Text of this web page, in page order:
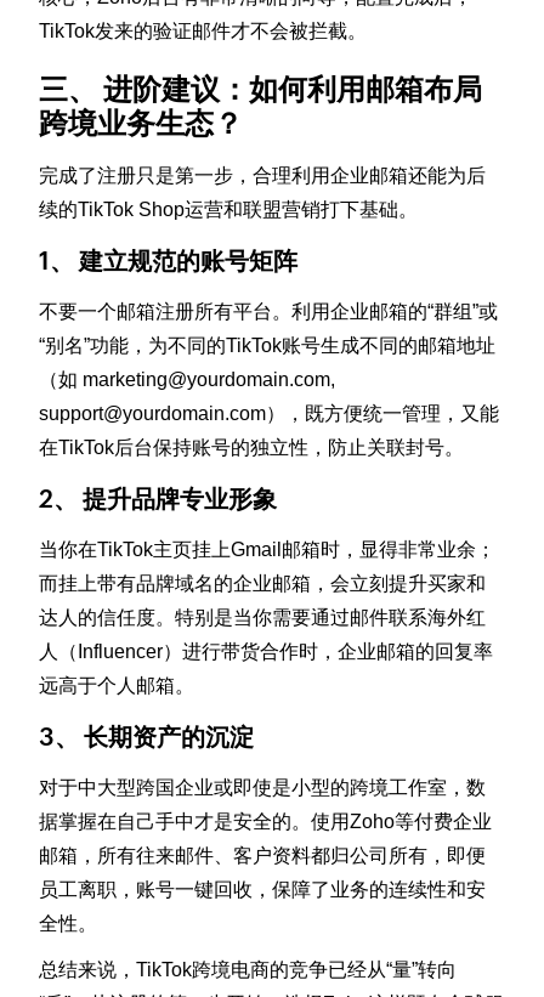
TikTok发来的验证邮件才不会被拦截。
三、 进阶建议：如何利用邮箱布局
跨境业务生态？
完成了注册只是第一步，合理利用企业邮箱还能为后
续的TikTok Shop运营和联盟营销打下基础。
1、 建立规范的账号矩阵
不要一个邮箱注册所有平台。利用企业邮箱的“群组”或
“别名”功能，为不同的TikTok账号生成不同的邮箱地址
（如 marketing@yourdomain.com,
support@yourdomain.com），既方便统一管理，又能
在TikTok后台保持账号的独立性，防止关联封号。
2、 提升品牌专业形象
当你在TikTok主页挂上Gmail邮箱时，显得非常业余；
而挂上带有品牌域名的企业邮箱，会立刻提升买家和
达人的信任度。特别是当你需要通过邮件联系海外红
人（Influencer）进行带货合作时，企业邮箱的回复率
远高于个人邮箱。
3、 长期资产的沉淀
对于中大型跨国企业或即使是小型的跨境工作室，数
据掌握在自己手中才是安全的。使用Zoho等付费企业
邮箱，所有往来邮件、客户资料都归公司所有，即便
员工离职，账号一键回收，保障了业务的连续性和安
全性。
总结来说，TikTok跨境电商的竞争已经从“量”转向